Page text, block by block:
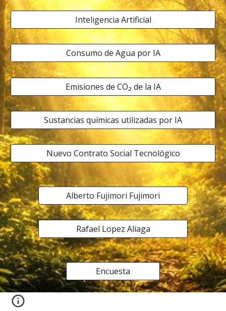
Inteligencia Artificial
Consumo de Agua por IA
Emisiones de CO₂ de la IA
Sustancias químicas utilizadas por IA
Nuevo Contrato Social Tecnológico
Alberto Fujimori Fujimori
Rafael Lopez Aliaga
Encuesta